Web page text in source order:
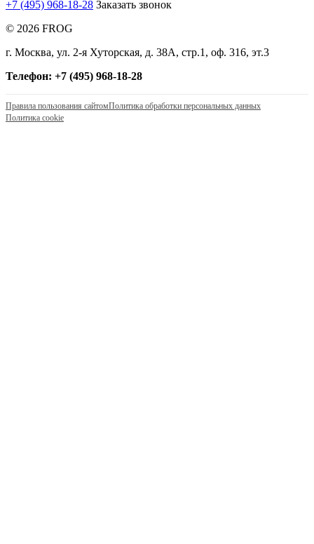
+7 (495) 968-18-28 Заказать звонок
© 2026 FROG
г. Москва, ул. 2-я Хуторская, д. 38А, стр.1, оф. 316, эт.3
Телефон: +7 (495) 968-18-28
Правила пользования сайтомПолитика обработки персональных данных
Политика cookie